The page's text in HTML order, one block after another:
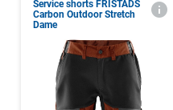
Service shorts FRISTADS
Carbon Outdoor Stretch
Dame